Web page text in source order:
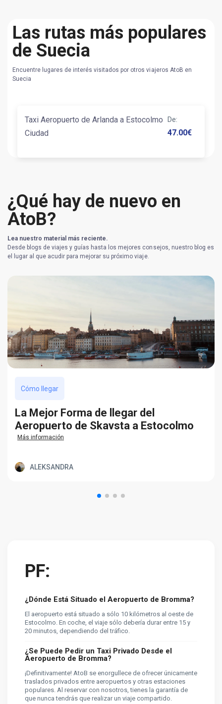
Las rutas más populares
de Suecia
Encuentre lugares de interés visitados por otros viajeros AtoB en
Suecia
Taxi Aeropuerto de Arlanda a Estocolmo
Ciudad
De:
47.00€
¿Qué hay de nuevo en
AtoB?
Lea nuestro material más reciente.
Desde blogs de viajes y guías hasta los mejores consejos, nuestro blog es
el lugar al que acudir para mejorar su próximo viaje.
Cómo llegar
La Mejor Forma de llegar del
Aeropuerto de Skavsta a Estocolmo
Más información
ALEKSANDRA
PF:
¿Dónde Está Situado el Aeropuerto de Bromma?
El aeropuerto está situado a sólo 10 kilómetros al oeste de
Estocolmo. En coche, el viaje sólo debería durar entre 15 y
20 minutos, dependiendo del tráfico.
¿Se Puede Pedir un Taxi Privado Desde el
Aeropuerto de Bromma?
¡Definitivamente! AtoB se enorgullece de ofrecer únicamente
traslados privados entre aeropuertos y otras estaciones
populares. Al reservar con nosotros, tienes la garantía de
que nunca tendrás que realizar un viaje compartido.